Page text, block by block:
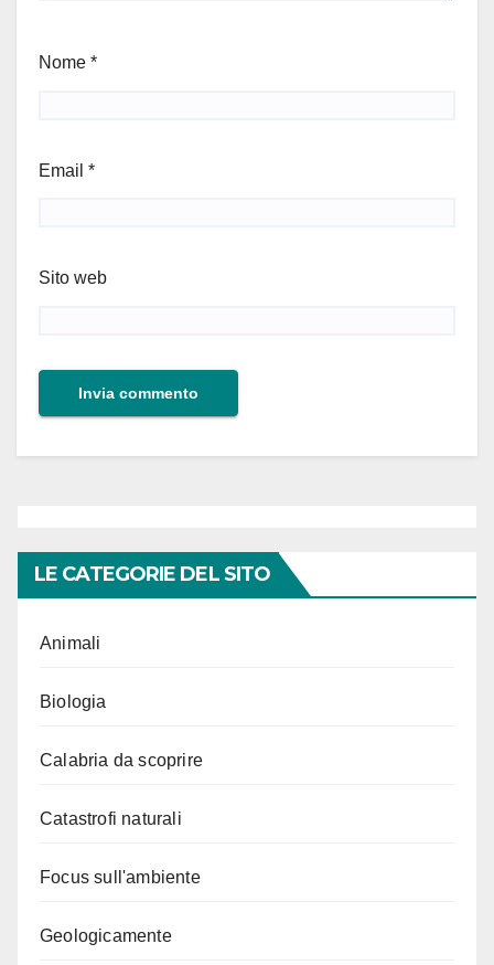
Nome *
Email *
Sito web
LE CATEGORIE DEL SITO
Animali
Biologia
Calabria da scoprire
Catastrofi naturali
Focus sull'ambiente
Geologicamente